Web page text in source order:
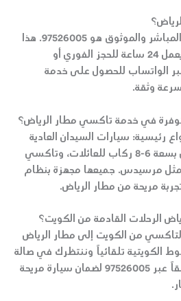
المباشر والموثوق هو 97526005. هذا
ويعمل 24 ساعة للحجز الفوري أو
الواتساب للحصول على خدمة
وثقة.
في خدمة تاكسي مطار الرياض؟
رئيسية: سيارات السيدان العادية
بسعة 6-8 ركاب للعائلات، و
تاكسي
مثل مرسيدس. جميعها مجهزة بنظام
مريحة من مطار الرياض.
الرحلات القادمة من الكويت؟
لتاكسي من الكويت إلى مطار الرياض
الكويتية تلقائياً وننتظرك في صالة
عبر 97526005 لضمان سيارة مريحة